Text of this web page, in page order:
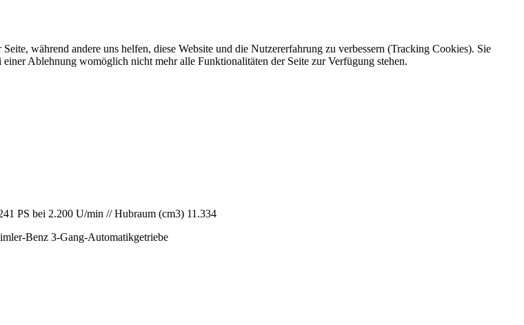
PS bei 2.200 U/min // Hubraum (cm3) 11.334
Benz 3-Gang-Automatikgetriebe
während andere uns helfen, diese Website und die Nutzererfahrung zu verbessern (Tracking Cookies). Sie
Ablehnung womöglich nicht mehr alle Funktionalitäten der Seite zur Verfügung stehen.